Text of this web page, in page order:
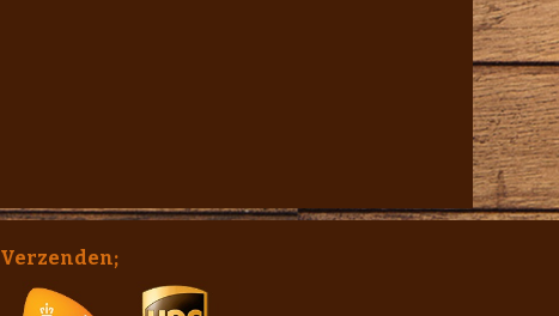
Verzenden;